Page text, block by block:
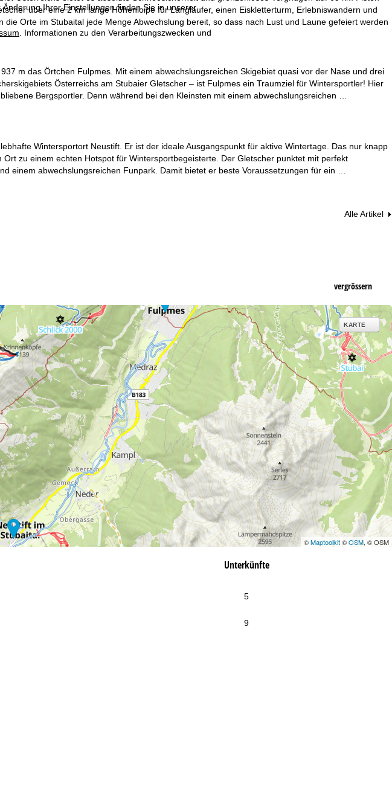
Ihrer Einstellungen finden Sie in unserer
. Informationen zu den Verarbeitungszwecken und
Beratung
über eine 2 km lange Höhenloipe für Langläufer, einen Eiskletterturm, Erlebniswandern und
Orte im Stubaital jede Menge Abwechslung bereit, so dass nach Lust und Laune gefeiert werden
m das Örtchen Fulpmes. Mit einem abwechslungsreichen Skigebiet quasi vor der Nase und drei
Österreichs am Stubaier Gletscher – ist Fulpmes ein Traumziel für Wintersportler! Hier
Bergsportler. Denn während bei den Kleinsten mit einem abwechslungsreichen …
Wintersportort Neustift. Er ist der ideale Ausgangspunkt für aktive Wintertage. Das nur knapp
zu einem echten Hotspot für Wintersportbegeisterte. Der Gletscher punktet mit perfekt
einem abwechslungsreichen Funpark. Damit bietet er beste Voraussetzungen für ein …
Alle Artikel
vergrössern
KARTE
©Maptoolkit©OSM, © OSM
Unterkünfte
5
9